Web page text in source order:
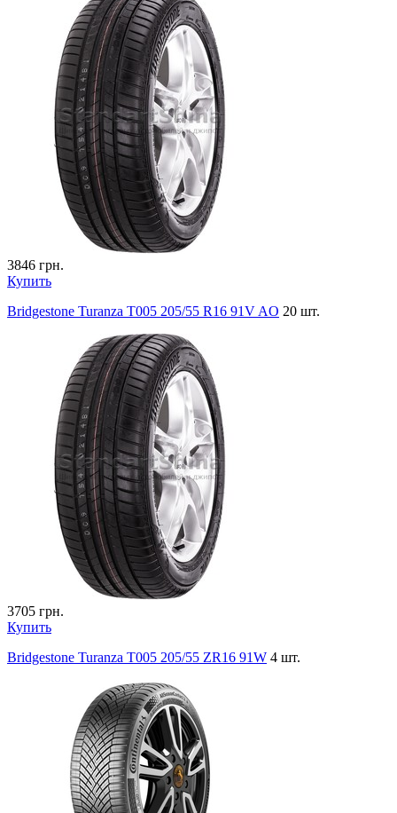
3846 грн.
Купить
Bridgestone Turanza T005 205/55 R16 91V AO 20 шт.
3705 грн.
Купить
Bridgestone Turanza T005 205/55 ZR16 91W 4 шт.